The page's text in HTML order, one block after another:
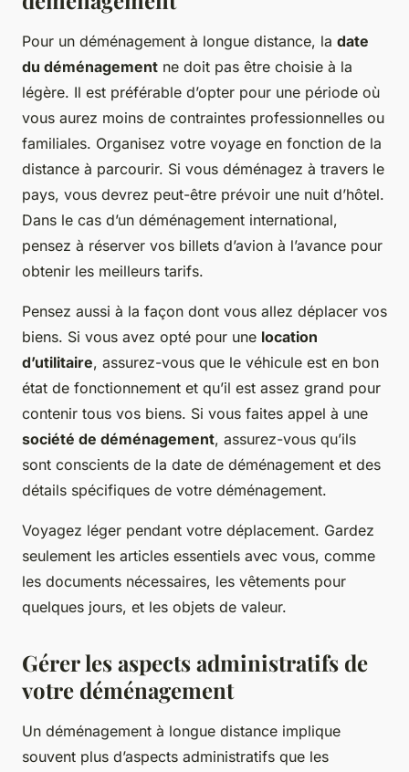
Pour un déménagement à longue distance, la date
du déménagement ne doit pas être choisie à la
légère. Il est préférable d’opter pour une période où
vous aurez moins de contraintes professionnelles ou
familiales. Organisez votre voyage en fonction de la
distance à parcourir. Si vous déménagez à travers le
pays, vous devrez peut-être prévoir une nuit d’hôtel.
Dans le cas d’un déménagement international,
pensez à réserver vos billets d’avion à l’avance pour
obtenir les meilleurs tarifs.
Pensez aussi à la façon dont vous allez déplacer vos
biens. Si vous avez opté pour une location
d’utilitaire, assurez-vous que le véhicule est en bon
état de fonctionnement et qu’il est assez grand pour
contenir tous vos biens. Si vous faites appel à une
société de déménagement, assurez-vous qu’ils
sont conscients de la date de déménagement et des
détails spécifiques de votre déménagement.
Voyagez léger pendant votre déplacement. Gardez
seulement les articles essentiels avec vous, comme
les documents nécessaires, les vêtements pour
quelques jours, et les objets de valeur.
Gérer les aspects administratifs de
votre déménagement
Un déménagement à longue distance implique
souvent plus d’aspects administratifs que les